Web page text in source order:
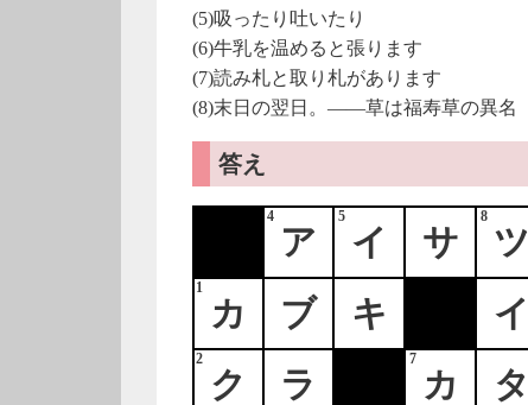
(5)吸ったり吐いたり
(6)牛乳を温めると張ります
(7)読み札と取り札があります
(8)末日の翌日。――草は福寿草の異名
答え
4 5 8
1
2 7
ア イ サ
ツ
カ
ブ キ
イ
ク
ラ カ
タ